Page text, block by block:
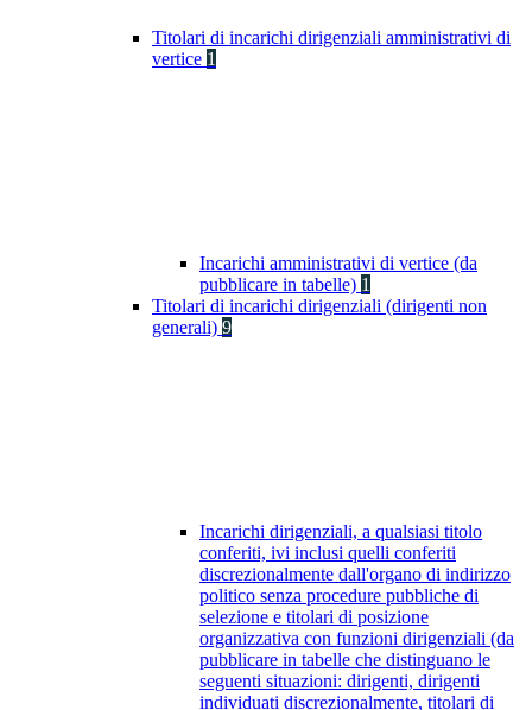
Titolari di incarichi dirigenziali amministrativi di
vertice 1
Incarichi amministrativi di vertice (da
pubblicare in tabelle) 1
Titolari di incarichi dirigenziali (dirigenti non
generali) 9
Incarichi dirigenziali, a qualsiasi titolo
conferiti, ivi inclusi quelli conferiti
discrezionalmente dall'organo di indirizzo
politico senza procedure pubbliche di
selezione e titolari di posizione
organizzativa con funzioni dirigenziali (da
pubblicare in tabelle che distinguano le
seguenti situazioni: dirigenti, dirigenti
individuati discrezionalmente, titolari di